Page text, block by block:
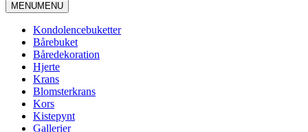
MENUMENU
Kondolencebuketter
Bårebuket
Båredekoration
Hjerte
Krans
Blomsterkrans
Kors
Kistepynt
Gallerier